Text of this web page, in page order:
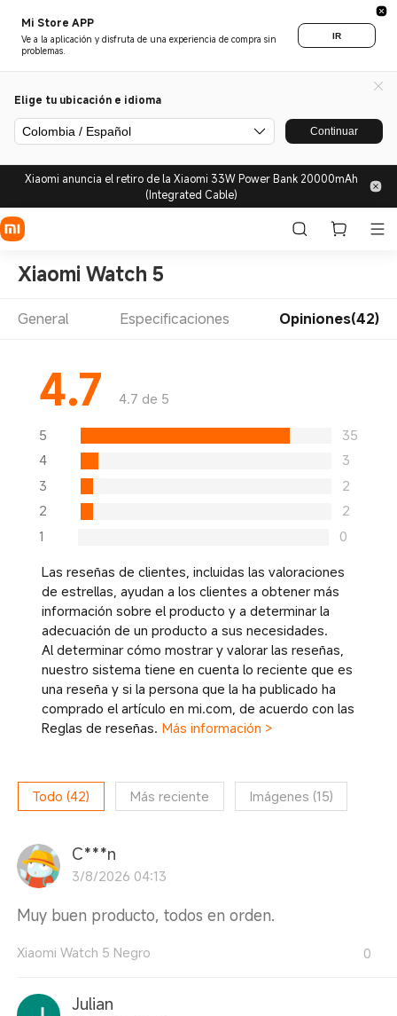
Mi Store APP
Ve a la aplicación y disfruta de una experiencia de compra sin
problemas.
IR
Elige tu ubicación e idioma
Colombia / Español Continuar
Xiaomi anuncia el retiro de la Xiaomi 33W Power Bank 20000mAh
(Integrated Cable)
Xiaomi Watch 5
General Especificaciones Opiniones(42)
4.7 4.7 de 5
5
35
4
3
3
2
2
2
1
0
Las reseñas de clientes, incluidas las valoraciones
de estrellas, ayudan a los clientes a obtener más
información sobre el producto y a determinar la
adecuación de un producto a sus necesidades.
Al determinar cómo mostrar y valorar las reseñas,
nuestro sistema tiene en cuenta lo reciente que es
una reseña y si la persona que la ha publicado ha
comprado el artículo en mi.com, de acuerdo con las
Reglas de reseñas. Más información >
Todo (42) Más reciente Imágenes (15)
C***n
3/8/2026 04:13
Muy buen producto, todos en orden.
Xiaomi Watch 5 Negro 0
Julian